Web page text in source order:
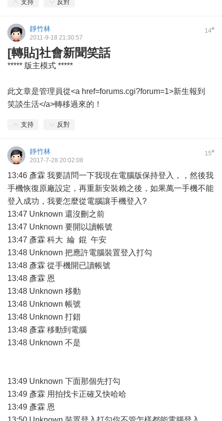
支持 反對
14#
靜竹林
2011-9-18 21:30:57
[轉貼]社會新聞笑話
***** 版主模式 *****
此文章是管理員從<a href=forums.cgi?forum=1>新生報到
笑談生活</a>轉移過來的！
支持 反對
15#
靜竹林
2017-7-28 20:02:08
13:46 彥霖 我要請問一下我現在電腦版保持登入，，然後我
手機恢復原廠設定，再重新安裝賴之後，如果萬一手機不能
登入成功，我要怎麼從電腦讓手機登入?
13:47 Unknown 還沒刪之前
13:47 Unknown 要開以讀帳號
13:47 彥霖 科大 綸 錕 午安
13:48 Unknown 把應許電腦裝置登入打勾
13:48 彥霖 從手機開已讀帳號
13:48 彥霖 恩
13:48 Unknown 移動
13:48 Unknown 帳號
13:48 Unknown 打錯
13:48 彥霖 移動到電腦
13:48 Unknown 不是
13:49 Unknown 下面那個先打勾
13:49 彥霖 用拍找卡正確又快哈哈
13:49 彥霖 恩